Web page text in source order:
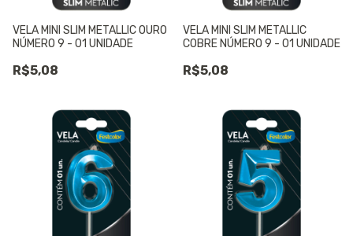
VELA MINI SLIM METALLIC OURO
NÚMERO 9 - 01 UNIDADE
R$5,08
VELA MINI SLIM METALLIC
COBRE NÚMERO 9 - 01 UNIDADE
R$5,08